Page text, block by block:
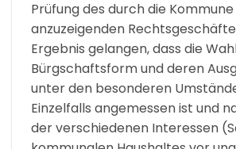
Prüfung des durch die Kommune
anzuzeigenden
Ergebnis gelangen, dass die
Bürgschaftsform und deren
unter den besonderen
Einzelfalls angemessen ist und
der verschiedenen Interessen